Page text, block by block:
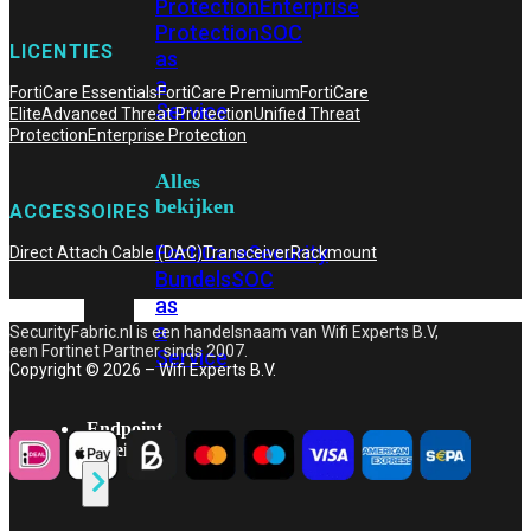
ProtectionEnterprise
ProtectionSOC
as
a
Service
Alles
bekijken
FortiCareSecurity
BundelsSOC
as
a
Service
Endpoint
Beveiliging
LICENTIES
FortiCare EssentialsFortiCare PremiumFortiCare
EliteAdvanced Threat ProtectionUnified Threat
ProtectionEnterprise Protection
ACCESSOIRES
Direct Attach Cable (DAC)TransceiverRackmount
SecurityFabric.nl is een handelsnaam van Wifi Experts B.V,
een Fortinet Partner sinds 2007.
Copyright © 2026 – Wifi Experts B.V.